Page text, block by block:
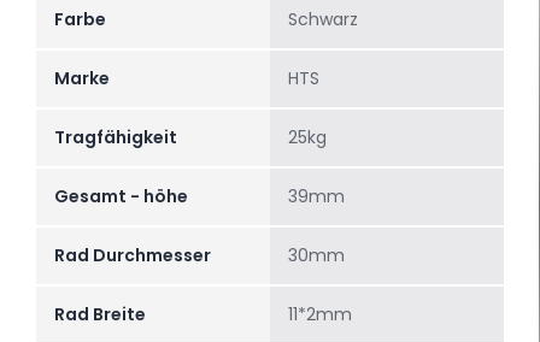
Farbe Schwarz
Marke HTS
Tragfähigkeit 25kg
Gesamt - höhe 39mm
Rad Durchmesser 30mm
Rad Breite 11*2mm